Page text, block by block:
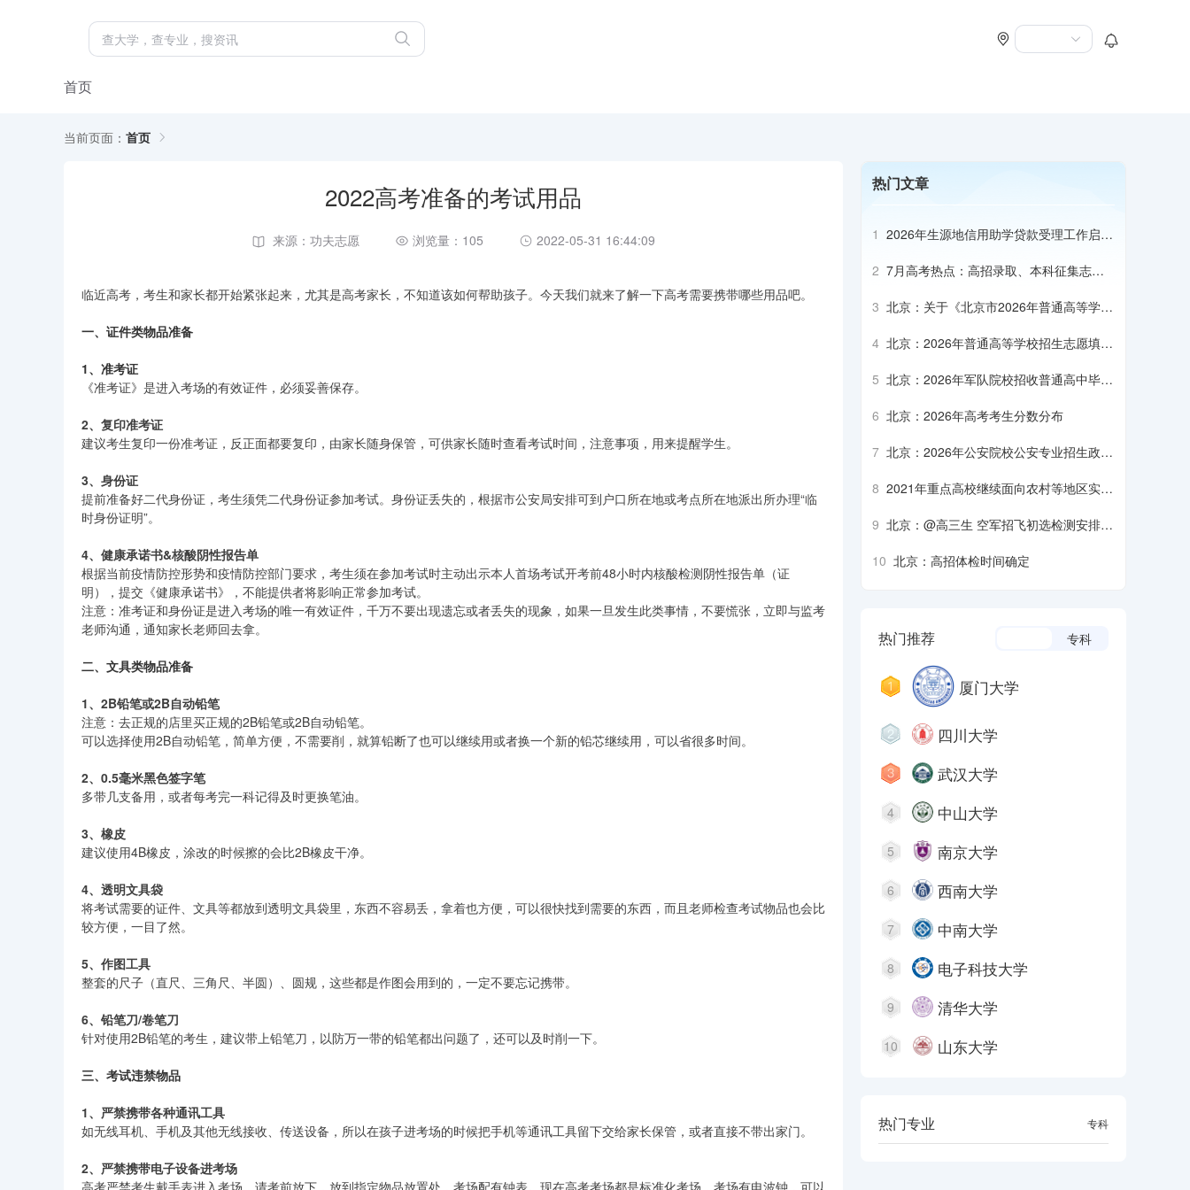
首页
当前页面： 首页
2022高考准备的考试用品
来源：功夫志愿 浏览量：105 2022-05-31 16:44:09
临近高考，考生和家长都开始紧张起来，尤其是高考家长，不知道该如何帮助孩子。今天我们就来了解一下高考需要携带哪些用品吧。
一、证件类物品准备
1、准考证
《准考证》是进入考场的有效证件，必须妥善保存。
2、复印准考证
建议考生复印一份准考证，反正面都要复印，由家长随身保管，可供家长随时查看考试时间，注意事项，用来提醒学生。
3、身份证
提前准备好二代身份证，考生须凭二代身份证参加考试。身份证丢失的，根据市公安局安排可到户口所在地或考点所在地派出所办理“临
时身份证明”。
4、健康承诺书&核酸阴性报告单
根据当前疫情防控形势和疫情防控部门要求，考生须在参加考试时主动出示本人首场考试开考前48小时内核酸检测阴性报告单（证
明），提交《健康承诺书》，不能提供者将影响正常参加考试。
注意：准考证和身份证是进入考场的唯一有效证件，千万不要出现遗忘或者丢失的现象，如果一旦发生此类事情，不要慌张，立即与监考
老师沟通，通知家长老师回去拿。
二、文具类物品准备
1、2B铅笔或2B自动铅笔
注意：去正规的店里买正规的2B铅笔或2B自动铅笔。
可以选择使用2B自动铅笔，简单方便，不需要削，就算铅断了也可以继续用或者换一个新的铅芯继续用，可以省很多时间。
2、0.5毫米黑色签字笔
多带几支备用，或者每考完一科记得及时更换笔油。
3、橡皮
建议使用4B橡皮，涂改的时候擦的会比2B橡皮干净。
4、透明文具袋
将考试需要的证件、文具等都放到透明文具袋里，东西不容易丢，拿着也方便，可以很快找到需要的东西，而且老师检查考试物品也会比
较方便，一目了然。
5、作图工具
整套的尺子（直尺、三角尺、半圆）、圆规，这些都是作图会用到的，一定不要忘记携带。
6、铅笔刀/卷笔刀
针对使用2B铅笔的考生，建议带上铅笔刀，以防万一带的铅笔都出问题了，还可以及时削一下。
三、考试违禁物品
1、严禁携带各种通讯工具
如无线耳机、手机及其他无线接收、传送设备，所以在孩子进考场的时候把手机等通讯工具留下交给家长保管，或者直接不带出家门。
2、严禁携带电子设备进考场
高考严禁考生戴手表进入考场，请考前放下，放到指定物品放置处，考场配有钟表。现在高考考场都是标准化考场，考场有电波钟，可以
热门文章
1 2026年生源地信用助学贷款受理工作启动
2 7月高考热点：高招录取、本科征集志
3 北京：关于《北京市2026年普通高等学校
4 北京：2026年普通高等学校招生志愿填报
5 北京：2026年军队院校招收普通高中毕业
6 北京：2026年高考考生分数分布
7 北京：2026年公安院校公安专业招生政治
8 2021年重点高校继续面向农村等地区实施
9 北京：@高三生 空军招飞初选检测安排来
10 北京：高招体检时间确定
热门推荐 专科
厦门大学
四川大学
武汉大学
4 中山大学
5 南京大学
6 西南大学
7 中南大学
8 电子科技大学
9 清华大学
10 山东大学
热门专业 专科